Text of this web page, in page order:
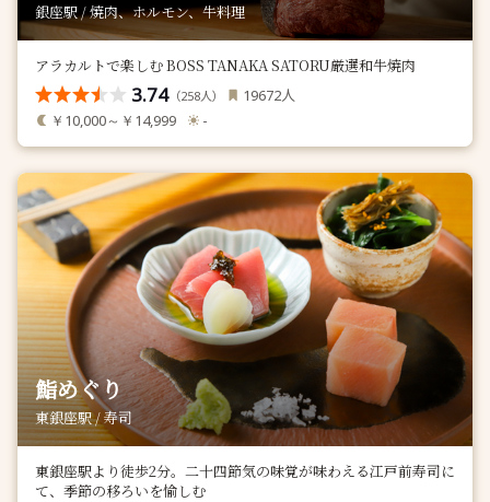
銀座駅 / 焼肉、ホルモン、牛料理
アラカルトで楽しむ BOSS TANAKA SATORU厳選和牛焼肉
3.74（258人） 19672人
￥10,000～￥14,999 -
鮨めぐり
東銀座駅 / 寿司
東銀座駅より徒歩2分。二十四節気の味覚が味わえる江戸前寿司に
て、季節の移ろいを愉しむ